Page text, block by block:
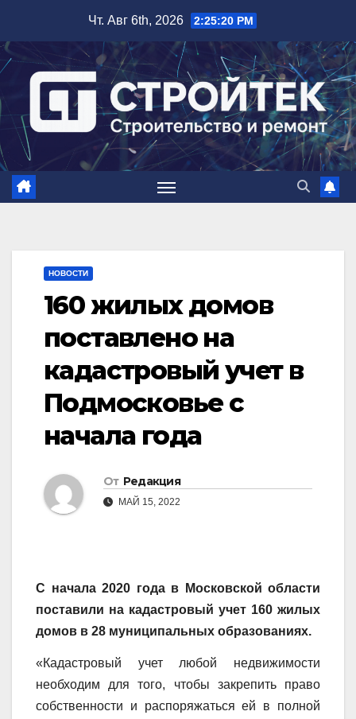
содержимому
Чт. Авг 6th, 2026 2:25:21 PM
НОВОСТИ
160 жилых домов
поставлено на
кадастровый учет в
Подмосковье с
начала года
От Редакция
МАЙ 15, 2022
С начала 2020 года в Московской области
поставили на кадастровый учет 160 жилых
домов в 28 муниципальных образованиях.
«Кадастровый учет любой недвижимости
необходим для того, чтобы закрепить право
собственности и распоряжаться ей в полной